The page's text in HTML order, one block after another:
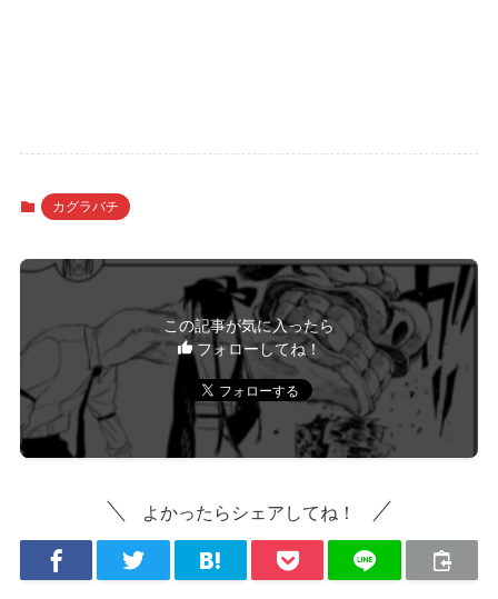
カグラバチ
この記事が気に入ったら
フォローしてね！
よかったらシェアしてね！